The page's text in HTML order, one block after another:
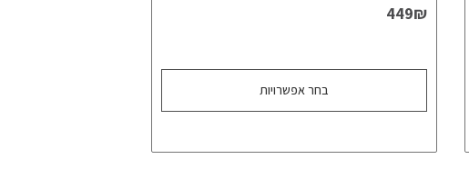
449₪
בחר אפשרויות